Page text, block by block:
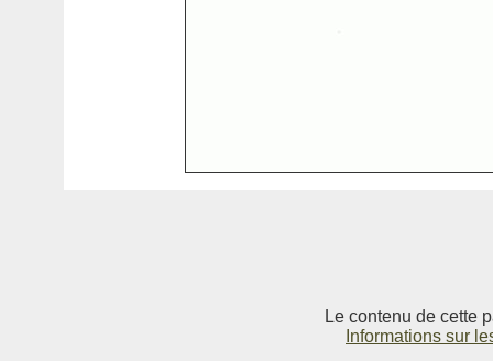
Le contenu de cette
Informations sur